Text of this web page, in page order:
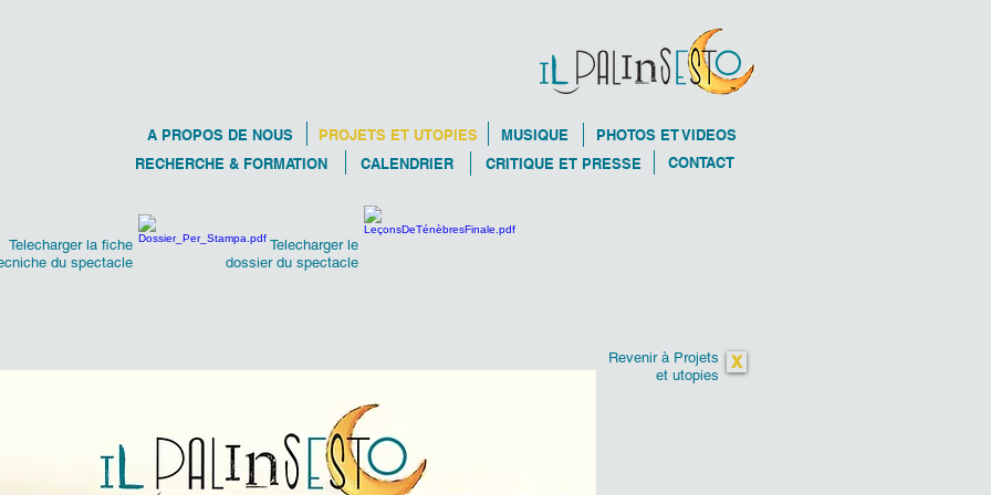
A PROPOS DE NOUS PROJETS ET UTOPIES MUSIQUE
PHOTOS ET VIDEOS
RECHERCHE & FORMATION
CALENDRIER CRITIQUE ET PRESSE CONTACT
Telecharger la fiche
du spectacle
Telecharger le
dossier du spectacle
Revenir à Projets
et utopies
X